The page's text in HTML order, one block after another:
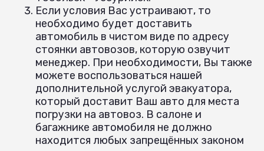
Если условия Вас устраивают, то
необходимо будет доставить
автомобиль в чистом виде по адресу
стоянки автовозов, которую озвучит
менеджер. При необходимости, Вы также
можете воспользоваться нашей
дополнительной услугой эвакуатора,
который доставит Ваш авто для места
погрузки на автовоз. В салоне и
багажнике автомобиля не должно
находится любых запрещённых законом